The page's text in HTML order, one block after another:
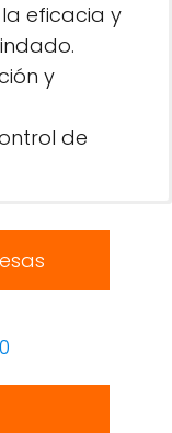
eficacia y
y
de